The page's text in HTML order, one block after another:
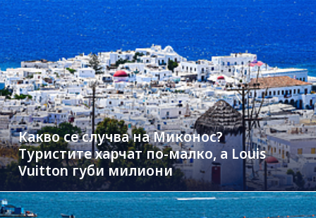
Какво се случва на Миконос?
Туристите харчат по-малко, а Louis
Vuitton губи милиони